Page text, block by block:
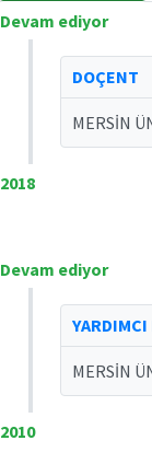
Devam ediyor
DOÇENT
MERSİN
2018
Devam ediyor
MERSİN
2010